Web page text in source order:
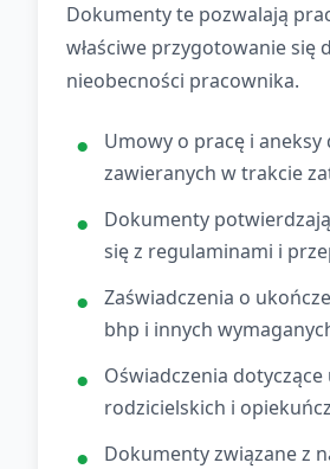
Dokumenty te pozwalają
właściwe przygotowanie się
nieobecności pracownika.
Umowy o pracę i
zawieranych w trakcie
Dokumenty
się z regulaminami i
Zaświadczenia o
bhp i innych
Oświadczenia
rodzicielskich i
Dokumenty związane z